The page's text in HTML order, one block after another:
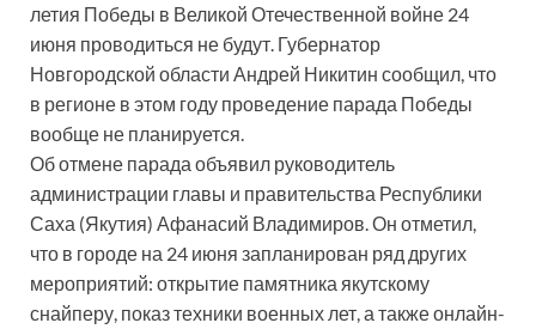
летия Победы в Великой Отечественной войне 24
июня проводиться не будут. Губернатор
Новгородской области Андрей Никитин сообщил, что
в регионе в этом году проведение парада Победы
вообще не планируется.
Об отмене парада объявил руководитель
администрации главы и правительства Республики
Саха (Якутия) Афанасий Владимиров. Он отметил,
что в городе на 24 июня запланирован ряд других
мероприятий: открытие памятника якутскому
снайперу, показ техники военных лет, а также онлайн-